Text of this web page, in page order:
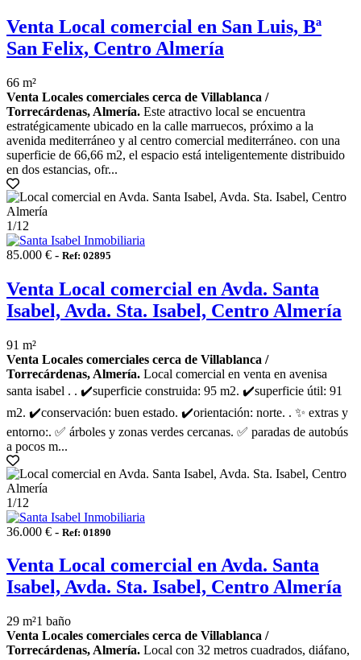
Venta Local comercial en San Luis, Bª
San Felix, Centro Almería
66 m²
Venta Locales comerciales cerca de Villablanca /
Torrecárdenas, Almería. Este atractivo local se encuentra
estratégicamente ubicado en la calle marruecos, próximo a la
avenida mediterráneo y al centro comercial mediterráneo. con una
superficie de 66,66 m2, el espacio está inteligentemente distribuido
en dos estancias, ofr...
1/12
85.000 € - Ref: 02895
Venta Local comercial en Avda. Santa
Isabel, Avda. Sta. Isabel, Centro Almería
91 m²
Venta Locales comerciales cerca de Villablanca /
Torrecárdenas, Almería. Local comercial en venta en avenisa
santa isabel . . ✔️superficie construida: 95 m2. ✔️superficie útil: 91
m2. ✔️conservación: buen estado. ✔️orientación: norte. . ✨ extras y
entorno:. ✅ árboles y zonas verdes cercanas. ✅ paradas de autobús
a pocos m...
1/12
36.000 € - Ref: 01890
Venta Local comercial en Avda. Santa
Isabel, Avda. Sta. Isabel, Centro Almería
29 m²1 baño
Venta Locales comerciales cerca de Villablanca /
Torrecárdenas, Almería. Local con 32 metros cuadrados, diáfano,